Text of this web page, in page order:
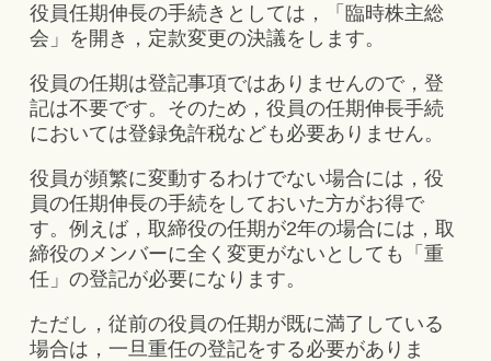
役員任期伸長の手続きとしては，「臨時株主総
会」を開き，定款変更の決議をします。
役員の任期は登記事項ではありませんので，登
記は不要です。そのため，役員の任期伸長手続
においては登録免許税なども必要ありません。
役員が頻繁に変動するわけでない場合には，役
員の任期伸長の手続をしておいた方がお得で
す。例えば，取締役の任期が2年の場合には，取
締役のメンバーに全く変更がないとしても「重
任」の登記が必要になります。
ただし，従前の役員の任期が既に満了している
場合は，一旦重任の登記をする必要がありま